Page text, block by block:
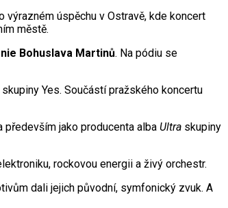
výrazném úspěchu v Ostravě, kde koncert
městě.
Bohuslava Martinů. Na pódiu se
Yes. Součástí pražského koncertu
především jako producenta alba Ultra skupiny
rockovou energii a živý orchestr.
dali jejich původní, symfonický zvuk. A